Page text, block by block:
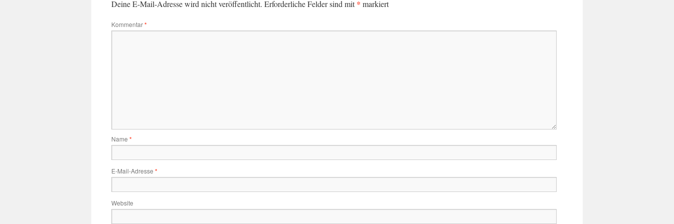
Deine E-Mail-Adresse wird nicht veröffentlicht. Erforderliche Felder sind mit* markiert
Kommentar*
Name *
E-Mail-Adresse *
Website